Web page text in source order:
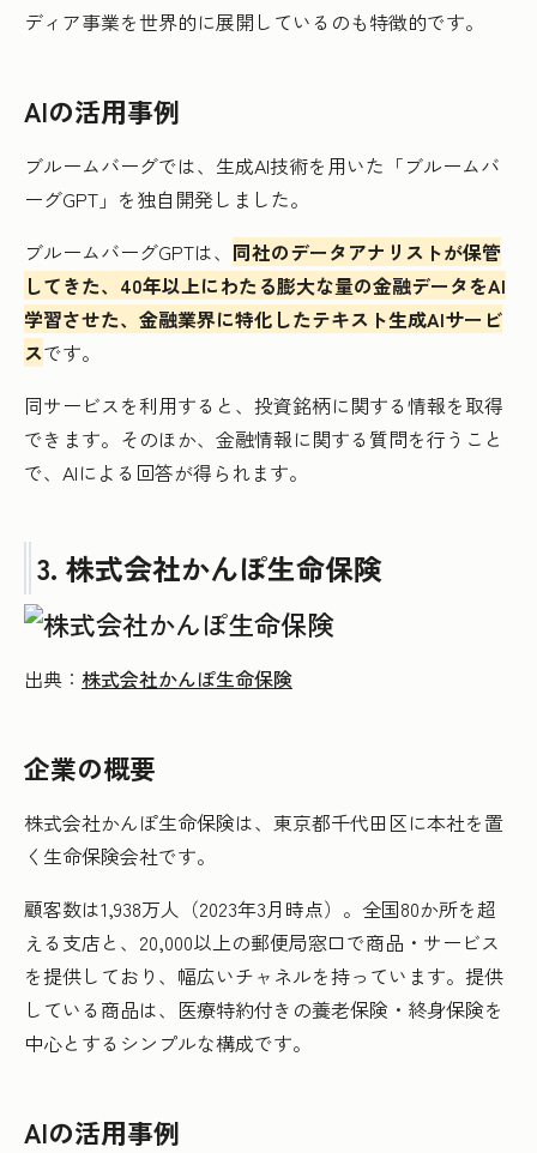
ディア事業を世界的に展開しているのも特徴的です。
AIの活用事例
ブルームバーグでは、生成AI技術を用いた「ブルームバ
ーグGPT」を独自開発しました。
ブルームバーグGPTは、 同社のデータアナリストが保管
してきた、40年以上にわたる膨大な量の金融データをAI
学習させた、金融業界に特化したテキスト生成AIサービ
スです。
同サービスを利用すると、投資銘柄に関する情報を取得
できます。そのほか、金融情報に関する質問を行うこと
で、AIによる回答が得られます。
3. 株式会社かんぽ生命保険
出典： 株式会社かんぽ生命保険
企業の概要
株式会社かんぽ生命保険は、東京都千代田区に本社を置
く生命保険会社です。
顧客数は1,938万人（2023年3月時点）。全国80か所を超
える支店と、20,000以上の郵便局窓口で商品・サービス
を提供しており、幅広いチャネルを持っています。提供
している商品は、医療特約付きの養老保険・終身保険を
中心とするシンプルな構成です。
AIの活用事例